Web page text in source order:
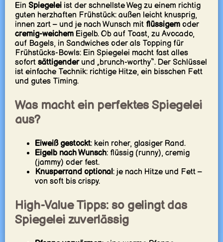
Ein Spiegeleiist der schnellste Weg zu einem richtig
guten herzhaften Frühstück: außen leicht knusprig,
innen zart – und je nach Wunsch mit flüssigemoder
cremig-weichemEigelb. Ob auf Toast, zu Avocado,
auf Bagels, in Sandwiches oder als Topping für
Frühstücks-Bowls: Ein Spiegelei macht fast alles
sofort sättigenderund „brunch-worthy“. Der Schlüssel
ist einfache Technik: richtige Hitze, ein bisschen Fett
und gutes Timing.
Was macht ein perfektes Spiegelei
aus?
Eiweiß gestockt: kein roher, glasiger Rand.
Eigelb nach Wunsch: flüssig (runny), cremig
(jammy) oder fest.
Knusperrand optional: je nach Hitze und Fett –
von soft bis crispy.
High-Value Tipps: so gelingt das
Spiegelei zuverlässig